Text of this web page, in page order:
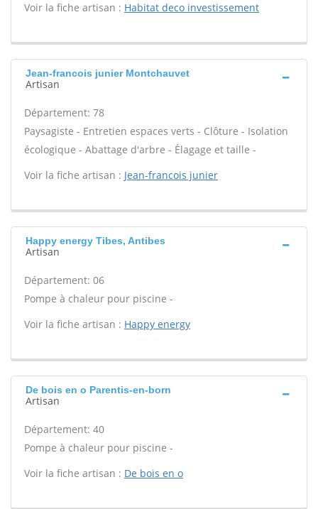
Voir la fiche artisan : Habitat deco investissement
Jean-francois junier Montchauvet
Artisan
Département: 78
Paysagiste - Entretien espaces verts - Clôture - Isolation
écologique - Abattage d'arbre - Élagage et taille -
Voir la fiche artisan : Jean-francois junier
Happy energy Tibes, Antibes
Artisan
Département: 06
Pompe à chaleur pour piscine -
Voir la fiche artisan : Happy energy
De bois en o Parentis-en-born
Artisan
Département: 40
Pompe à chaleur pour piscine -
Voir la fiche artisan : De bois en o